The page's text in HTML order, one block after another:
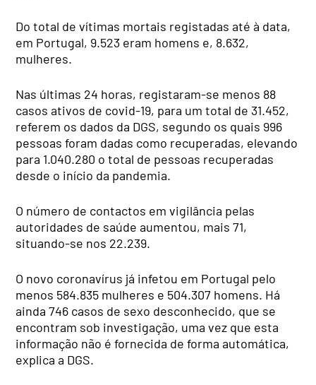
Do total de vítimas mortais registadas até à data,
em Portugal, 9.523 eram homens e, 8.632,
mulheres.
Nas últimas 24 horas, registaram-se menos 88
casos ativos de covid-19, para um total de 31.452,
referem os dados da DGS, segundo os quais 996
pessoas foram dadas como recuperadas, elevando
para 1.040.280 o total de pessoas recuperadas
desde o início da pandemia.
O número de contactos em vigilância pelas
autoridades de saúde aumentou, mais 71,
situando-se nos 22.239.
O novo coronavírus já infetou em Portugal pelo
menos 584.835 mulheres e 504.307 homens. Há
ainda 746 casos de sexo desconhecido, que se
encontram sob investigação, uma vez que esta
informação não é fornecida de forma automática,
explica a DGS.